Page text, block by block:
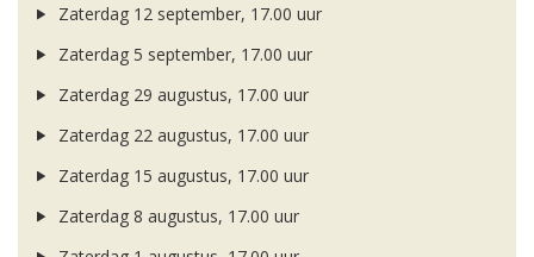
Zaterdag 12 september, 17.00 uur
Zaterdag 5 september, 17.00 uur
Zaterdag 29 augustus, 17.00 uur
Zaterdag 22 augustus, 17.00 uur
Zaterdag 15 augustus, 17.00 uur
Zaterdag 8 augustus, 17.00 uur